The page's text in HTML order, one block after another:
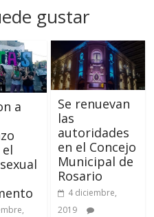
gustar
a
Se renuevan
las
autoridades
en el Concejo
Municipal de
Rosario
4 diciembre,
2019